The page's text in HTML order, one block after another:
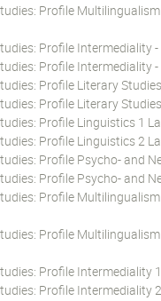
Profile
Profile Intermediality
Profile Intermediality
Profile Literary
Profile Literary
Profile Linguistics 1
Profile Linguistics 2
Profile Psycho- and
Profile Psycho- and
Profile
Profile
Profile Intermediality
Profile Intermediality